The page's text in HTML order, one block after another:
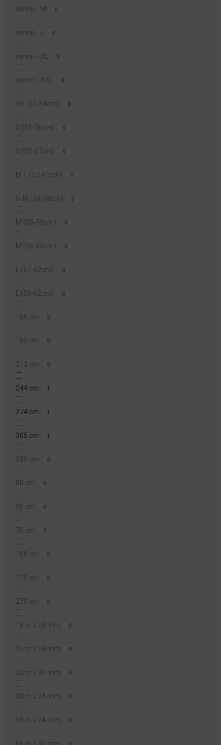
senior - M 0
senior - L 0
senior - XL 0
senior - XXL 0
XS (50-54cm) 0
S (51-56cm) 0
S (52-57cm) 0
M-L (57-61cm) 0
S-M (54-58cm) 0
M (55-59cm) 0
M (56-60cm) 0
L (57-62cm) 0
L (58-62cm) 0
160 cm 0
183 cm 0
213 cm 0
244 cm 1
274 cm 1
305 cm 1
350 cm 0
80 cm 0
90 cm 0
70 cm 0
100 cm 0
110 cm 0
270 cm 0
18 m x 24 mm 0
25 m x 24 mm 0
25 m x 36 mm 0
30 m x 24 mm 0
50 m x 24 mm 0